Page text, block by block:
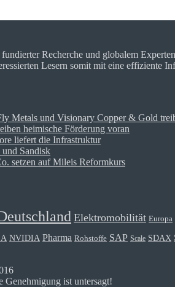
Recherche und globalem
Lesern somit mit eine effiziente
Metals und Visionary Copper & Gold
heimische Förderung voran
liefert die Infrastruktur
Sandisk
setzen auf Mileis Reformkurs
Elektromobilität Europa
NVIDIA Pharma Rohstoffe SAP Scale SDAX
ist untersagt!